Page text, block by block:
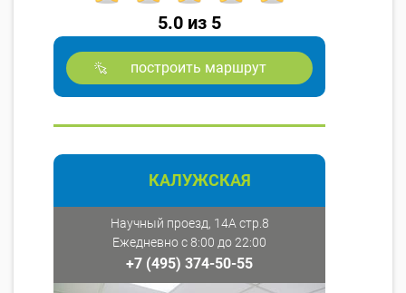
5.0 из 5
построить маршрут
КАЛУЖСКАЯ
Научный проезд, 14А стр.8
Ежедневно с 8:00 до 22:00
+7 (495) 374-50-55